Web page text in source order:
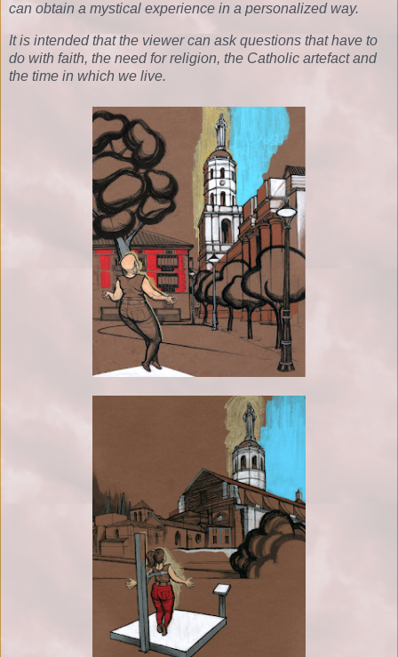
can obtain a mystical experience in a personalized way.
It is intended that the viewer can ask questions that have to
do with faith, the need for religion, the Catholic artefact and
the time in which we live.